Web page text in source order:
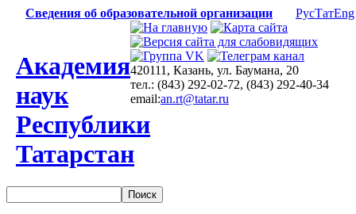
Сведения об образовательной организации РусТатEng
Академия
наук
Республики
Татарстан
420111, Казань, ул. Баумана, 20
тел.: (843) 292-02-72, (843) 292-40-34
email:an.rt@tatar.ru